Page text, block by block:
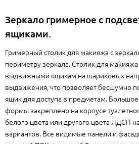
Зеркало гримерное c
ящиками.
Гримерный столик для макияжа с
периметру зеркала. Столик для
выдвижными ящикам на шариковых
выдвижения, что позволяет бесшумно
ящик для доступа в предметам.
формы закреплено на корпусе
белого цвета или другого цвета ЛДСП
вариантов. Все видимые панели и